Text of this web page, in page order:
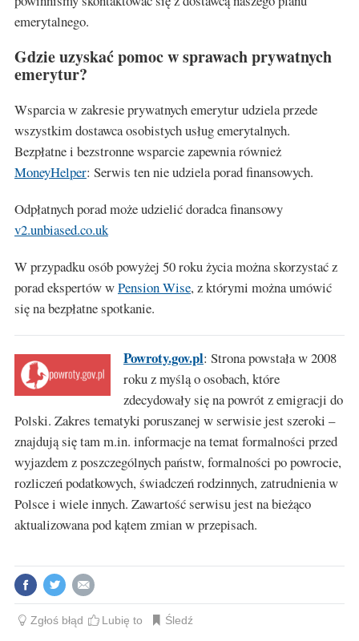
emerytalnego.
Gdzie uzyskać pomoc w sprawach prywatnych
emerytur?
Wsparcia w zakresie prywatnych emerytur udziela przede
wszystkim dostawca osobistych usług emerytalnych.
Bezpłatne i bezstronne wsparcie zapewnia również
MoneyHelper: Serwis ten nie udziela porad finansowych.
Odpłatnych porad może udzielić doradca finansowy
v2.unbiased.co.uk
W przypadku osób powyżej 50 roku życia można skorzystać z
porad ekspertów wPension Wise, z którymi można umówić
się na bezpłatne spotkanie.
Powroty.gov.pl: Strona powstała w 2008
roku z myślą o osobach, które
zdecydowały się na powrót z emigracji do
Polski. Zakres tematyki poruszanej w serwisie jest szeroki –
znajdują się tam m.in. informacje na temat formalności przed
wyjazdem z poszczególnych państw, formalności po powrocie,
rozliczeń podatkowych, świadczeń rodzinnych, zatrudnienia w
Polsce i wiele innych. Zawartość serwisu jest na bieżąco
aktualizowana pod kątem zmian w przepisach.
Zgłoś błąd Lubię to Śledź